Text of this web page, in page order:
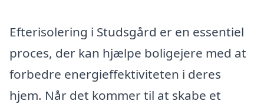
Efterisolering i Studsgård er en essentiel
proces, der kan hjælpe boligejere med at
forbedre energieffektiviteten i deres
hjem. Når det kommer til at skabe et